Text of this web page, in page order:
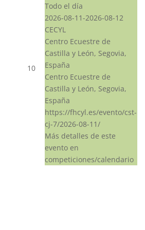
10
Todo el día
2026-08-11-2026-08-12
CECYL
Centro Ecuestre de
Castilla y León, Segovia,
España
Centro Ecuestre de
Castilla y León, Segovia,
España
https://fhcyl.es/evento/cst-
cj-7/2026-08-11/
Más detalles de este
evento en
competiciones/calendario